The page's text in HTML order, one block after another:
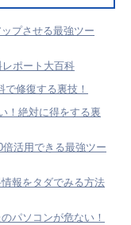
プさせる最強ツー
レポート大百科
で修復する裏技！
！絶対に得をする裏
倍活用できる最強ツー
情報をタダでみる方法
パソコンが危ない！